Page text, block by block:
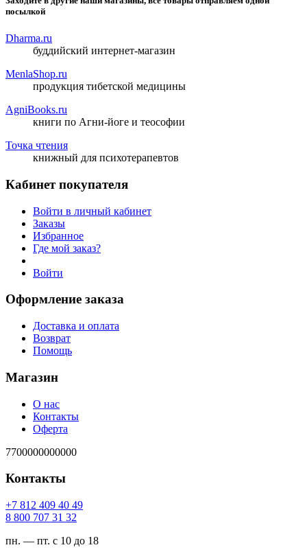
посылкой
Dharma.ru
буддийский интернет-магазин
MenlaShop.ru
продукция тибетской медицины
AgniBooks.ru
книги по Агни-йоге и теософии
Точка чтения
книжный для психотерапевтов
Кабинет покупателя
Войти в личный кабинет
Заказы
Избранное
Где мой заказ?
Войти
Оформление заказа
Доставка и оплата
Возврат
Помощь
Магазин
О нас
Контакты
Оферта
7700000000000
Контакты
94 04 904 218 7+
23 13 707 008 8
пн. — пт. с 10 до 18